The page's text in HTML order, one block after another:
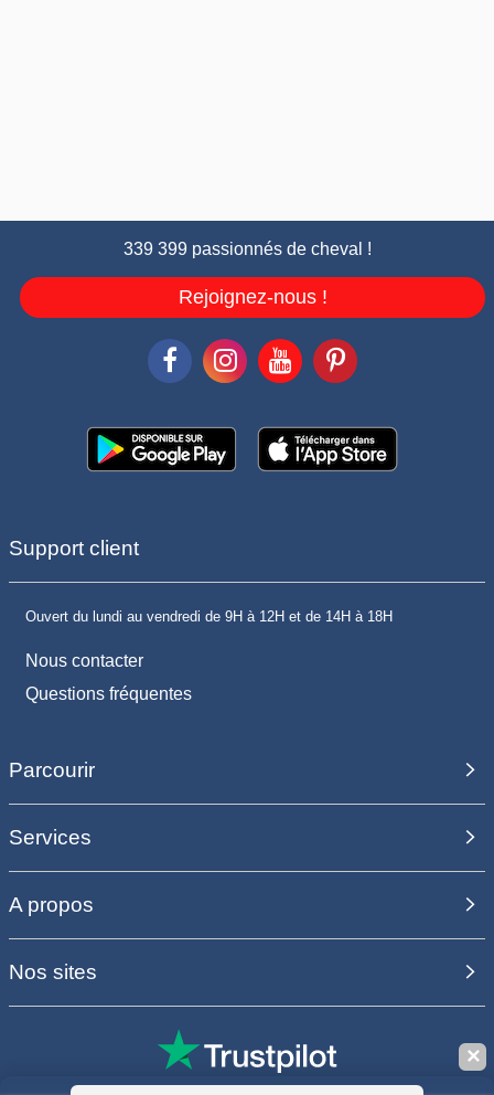
339 399 passionnés de cheval !
Rejoignez-nous !
Support client
Ouvert du lundi au vendredi de 9H à 12H et de 14H à 18H
Nous contacter
Questions fréquentes
Parcourir
Services
A propos
Nos sites
✕